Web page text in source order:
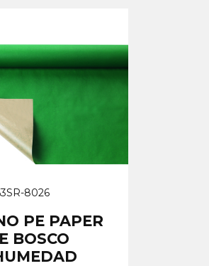
8026
PE PAPER
BOSCO